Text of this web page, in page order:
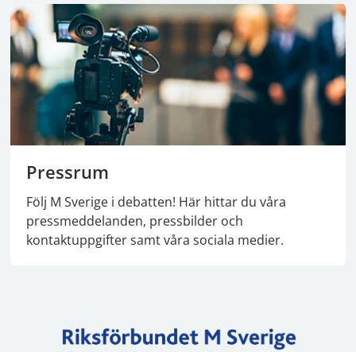
Pressrum
Följ M Sverige i debatten! Här hittar du våra
pressmeddelanden, pressbilder och
kontaktuppgifter samt våra sociala medier.